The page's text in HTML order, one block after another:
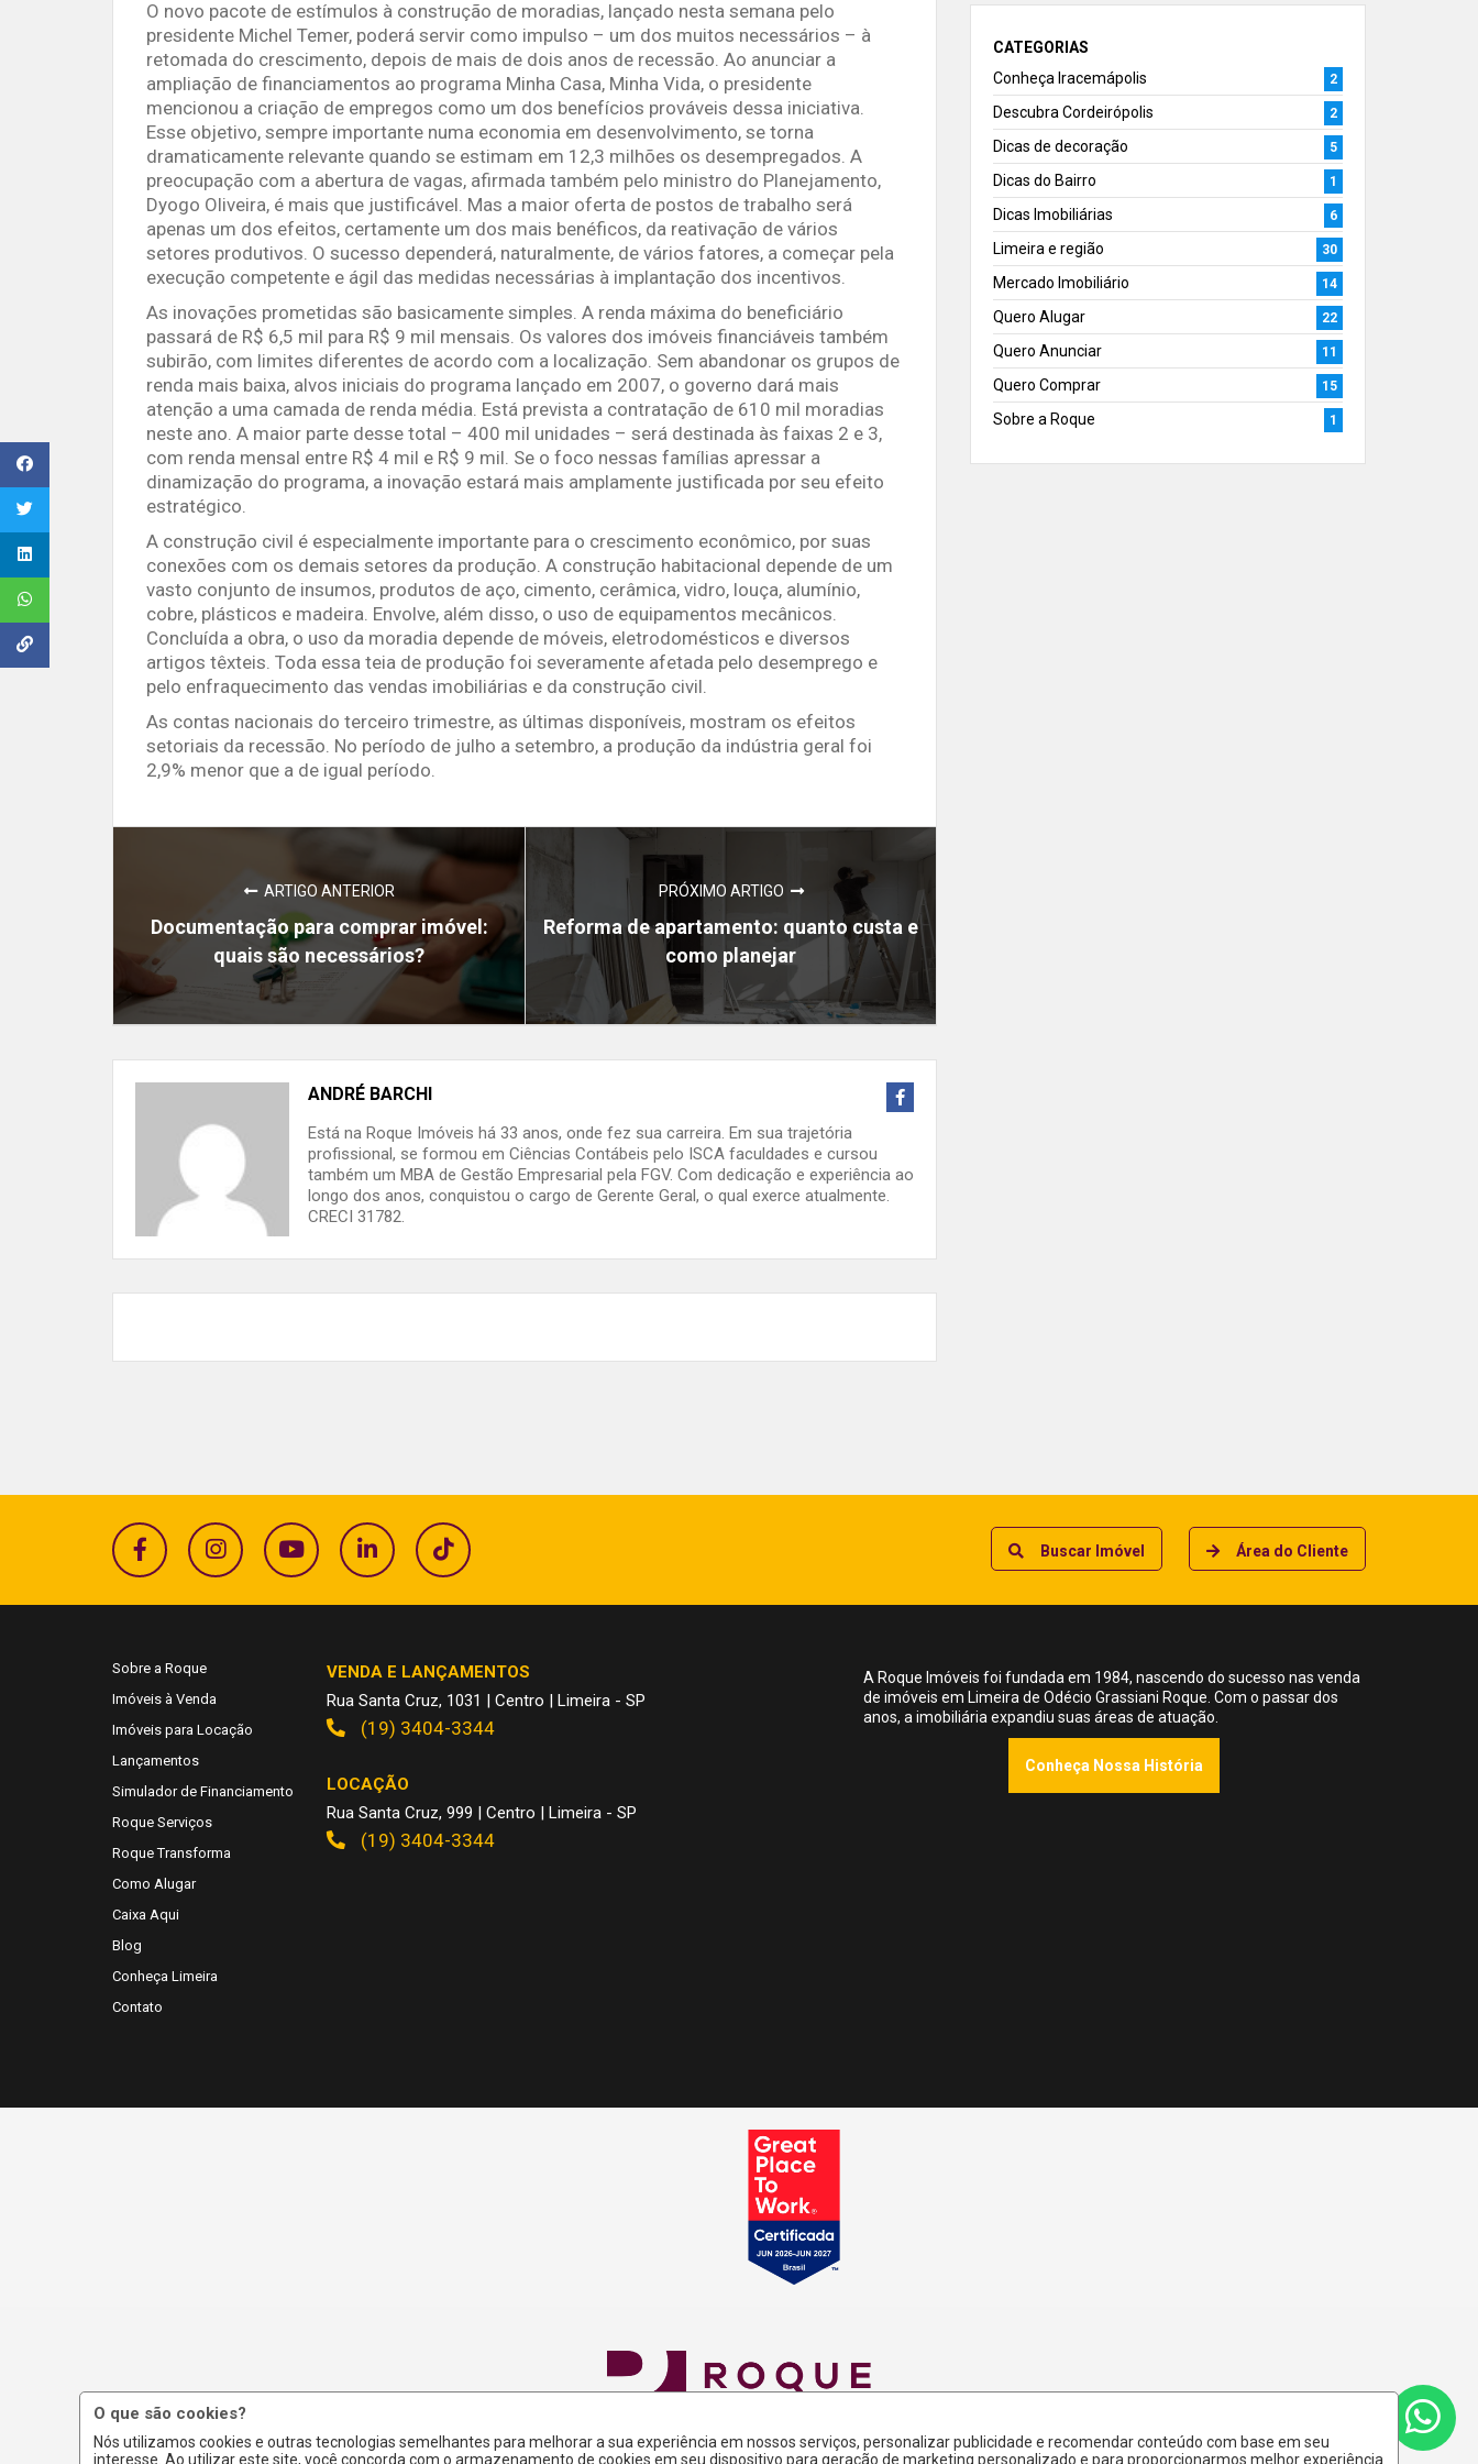
O que são cookies?
Nós utilizamos cookies e outras tecnologias semelhantes para melhorar a sua experiência em nossos serviços, personalizar publicidade e recomendar conteúdo com base em seu
interesse. Ao utilizar este site, você concorda com o armazenamento de cookies em seu dispositivo para geração de marketing personalizado e para proporcionarmos melhor experiência
O novo pacote de estímulos à construção de moradias, lançado nesta semana pelo
presidente Michel Temer, poderá servir como impulso – um dos muitos necessários – à
retomada do crescimento, depois de mais de dois anos de recessão. Ao anunciar a
ampliação de financiamentos ao programa Minha Casa, Minha Vida, o presidente
mencionou a criação de empregos como um dos benefícios prováveis dessa iniciativa.
Esse objetivo, sempre importante numa economia em desenvolvimento, se torna
dramaticamente relevante quando se estimam em 12,3 milhões os desempregados. A
preocupação com a abertura de vagas, afirmada também pelo ministro do Planejamento,
Dyogo Oliveira, é mais que justificável. Mas a maior oferta de postos de trabalho será
apenas um dos efeitos, certamente um dos mais benéficos, da reativação de vários
setores produtivos. O sucesso dependerá, naturalmente, de vários fatores, a começar pela
execução competente e ágil das medidas necessárias à implantação dos incentivos.
As inovações prometidas são basicamente simples. A renda máxima do beneficiário
passará de R$ 6,5 mil para R$ 9 mil mensais. Os valores dos imóveis financiáveis também
subirão, com limites diferentes de acordo com a localização. Sem abandonar os grupos de
renda mais baixa, alvos iniciais do programa lançado em 2007, o governo dará mais
atenção a uma camada de renda média. Está prevista a contratação de 610 mil moradias
neste ano. A maior parte desse total – 400 mil unidades – será destinada às faixas 2 e 3,
com renda mensal entre R$ 4 mil e R$ 9 mil. Se o foco nessas famílias apressar a
dinamização do programa, a inovação estará mais amplamente justificada por seu efeito
estratégico.
A construção civil é especialmente importante para o crescimento econômico, por suas
conexões com os demais setores da produção. A construção habitacional depende de um
vasto conjunto de insumos, produtos de aço, cimento, cerâmica, vidro, louça, alumínio,
cobre, plásticos e madeira. Envolve, além disso, o uso de equipamentos mecânicos.
Concluída a obra, o uso da moradia depende de móveis, eletrodomésticos e diversos
artigos têxteis. Toda essa teia de produção foi severamente afetada pelo desemprego e
pelo enfraquecimento das vendas imobiliárias e da construção civil.
As contas nacionais do terceiro trimestre, as últimas disponíveis, mostram os efeitos
setoriais da recessão. No período de julho a setembro, a produção da indústria geral foi
2,9% menor que a de igual período.
ARTIGO ANTERIOR
Documentação para comprar imóvel:
quais são necessários?
PRÓXIMO ARTIGO
Reforma de apartamento: quanto custa e
como planejar
ANDRÉ BARCHI
Está na Roque Imóveis há 33 anos, onde fez sua carreira. Em sua trajetória
profissional, se formou em Ciências Contábeis pelo ISCA faculdades e cursou
também um MBA de Gestão Empresarial pela FGV. Com dedicação e experiência ao
longo dos anos, conquistou o cargo de Gerente Geral, o qual exerce atualmente.
CRECI 31782.
CATEGORIAS
Conheça Iracemápolis
2
Descubra Cordeirópolis 2
Dicas de decoração 5
Dicas do Bairro 1
Dicas Imobiliárias 6
Limeira e região 30
Mercado Imobiliário 14
Quero Alugar 22
Quero Anunciar 11
Quero Comprar 15
Sobre a Roque 1
Buscar Imóvel Área do Cliente
Sobre a Roque
Imóveis à Venda
Imóveis para Locação
Lançamentos
Simulador de Financiamento
Roque Serviços
Roque Transforma
Como Alugar
Caixa Aqui
Blog
Conheça Limeira
Contato
VENDA E LANÇAMENTOS
Rua Santa Cruz, 1031 | Centro | Limeira - SP
(19) 3404-3344
LOCAÇÃO
Rua Santa Cruz, 999 | Centro | Limeira - SP
(19) 3404-3344
A Roque Imóveis foi fundada em 1984, nascendo do sucesso nas venda
de imóveis em Limeira de Odécio Grassiani Roque. Com o passar dos
anos, a imobiliária expandiu suas áreas de atuação.
Conheça Nossa História